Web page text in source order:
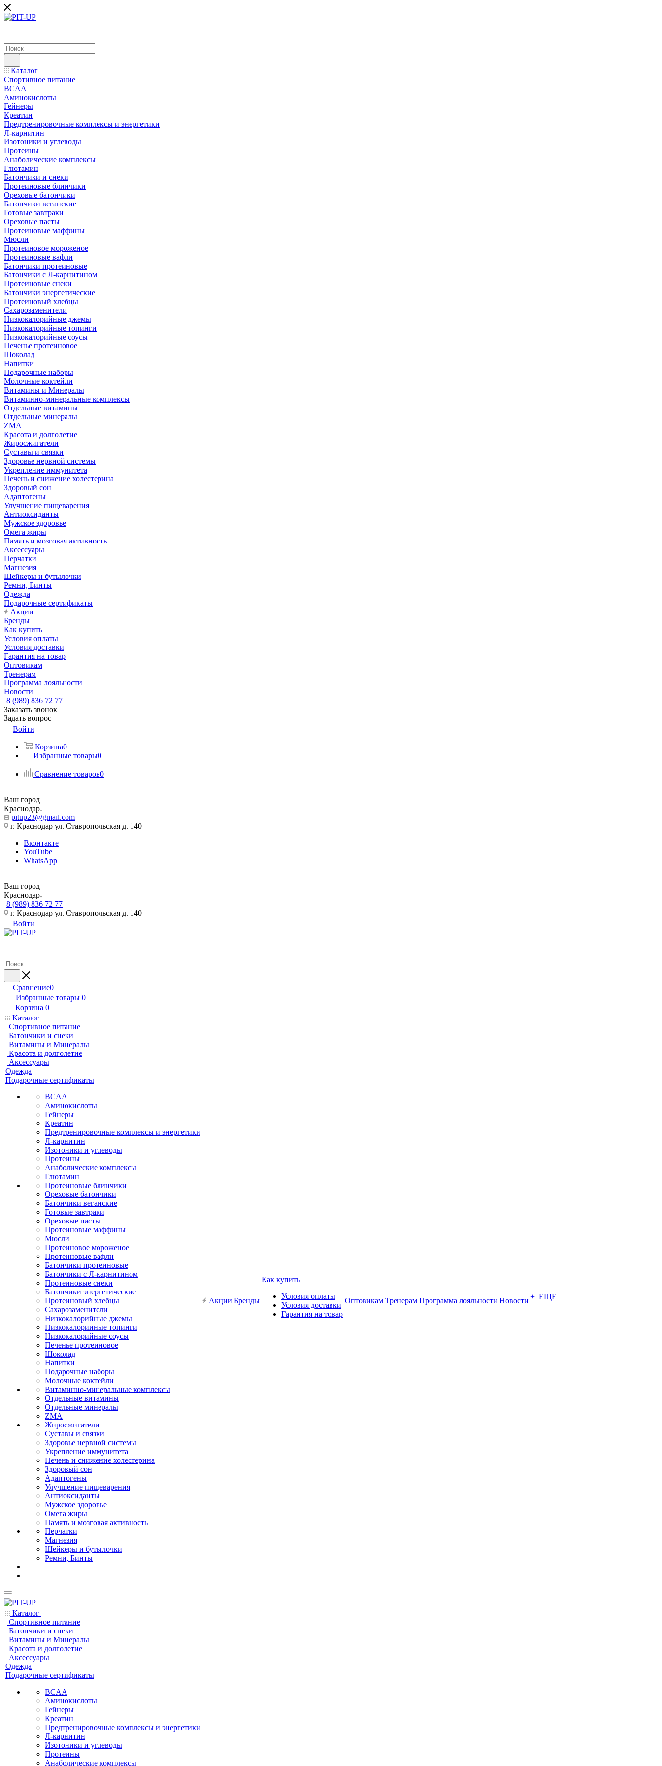
Каталог
Спортивное питание
BCAA
Аминокислоты
Гейнеры
Креатин
Предтренировочные комплексы и энергетики
Л-карнитин
Изотоники и углеводы
Протеины
Анаболические комплексы
Глютамин
Батончики и снеки
Протеиновые блинчики
Ореховые батончики
Батончики веганские
Готовые завтраки
Ореховые пасты
Протеиновые маффины
Мюсли
Протеиновое мороженое
Протеиновые вафли
Батончики протеиновые
Батончики с Л-карнитином
Протеиновые снеки
Батончики энергетические
Протеиновый хлебцы
Сахарозаменители
Низкокалорийные джемы
Низкокалорийные топинги
Низкокалорийные соусы
Печенье протеиновое
Шоколад
Напитки
Подарочные наборы
Молочные коктейли
Витамины и Минералы
Витаминно-минеральные комплексы
Отдельные витамины
Отдельные минералы
ZMA
Красота и долголетие
Жиросжигатели
Суставы и связки
Здоровье нервной системы
Укрепление иммунитета
Печень и снижение холестерина
Здоровый сон
Адаптогены
Улучшение пищеварения
Антиоксиданты
Мужское здоровье
Омега жиры
Память и мозговая активность
Аксессуары
Перчатки
Магнезия
Шейкеры и бутылочки
Ремни, Бинты
Одежда
Подарочные сертификаты
Акции
Бренды
Как купить
Условия оплаты
Условия доставки
Гарантия на товар
Оптовикам
Тренерам
Программа лояльности
Новости
8 (989) 836 72 77
Заказать звонок
Задать вопрос
Войти
Корзина0
Избранные товары0
Сравнение товаров0
Ваш город
Краснодар
pitup23@gmail.com
г. Краснодар ул. Ставропольская д. 140
Вконтакте
YouTube
WhatsApp
Ваш город
Краснодар
8 (989) 836 72 77
г. Краснодар ул. Ставропольская д. 140
Войти
Сравнение0
Избранные товары 0
Корзина 0
Каталог
Спортивное питание
Батончики и снеки
Витамины и Минералы
Красота и долголетие
Аксессуары
Одежда
Подарочные сертификаты
BCAA
Аминокислоты
Гейнеры
Креатин
Предтренировочные комплексы и энергетики
Л-карнитин
Изотоники и углеводы
Протеины
Анаболические комплексы
Глютамин
Протеиновые блинчики
Ореховые батончики
Батончики веганские
Готовые завтраки
Ореховые пасты
Протеиновые маффины
Мюсли
Протеиновое мороженое
Протеиновые вафли
Батончики протеиновые
Батончики с Л-карнитином
Протеиновые снеки
Батончики энергетические
Протеиновый хлебцы
Сахарозаменители
Низкокалорийные джемы
Низкокалорийные топинги
Низкокалорийные соусы
Печенье протеиновое
Шоколад
Напитки
Подарочные наборы
Молочные коктейли
Витаминно-минеральные комплексы
Отдельные витамины
Отдельные минералы
ZMA
Жиросжигатели
Суставы и связки
Здоровье нервной системы
Укрепление иммунитета
Печень и снижение холестерина
Здоровый сон
Адаптогены
Улучшение пищеварения
Антиоксиданты
Мужское здоровье
Омега жиры
Память и мозговая активность
Перчатки
Магнезия
Шейкеры и бутылочки
Ремни, Бинты
Акции Бренды
Как купить
Условия оплаты
Условия доставки
Гарантия на товар
Оптовикам Тренерам Программа лояльности Новости + ЕЩЕ
Каталог
Спортивное питание
Батончики и снеки
Витамины и Минералы
Красота и долголетие
Аксессуары
Одежда
Подарочные сертификаты
BCAA
Аминокислоты
Гейнеры
Креатин
Предтренировочные комплексы и энергетики
Л-карнитин
Изотоники и углеводы
Протеины
Анаболические комплексы